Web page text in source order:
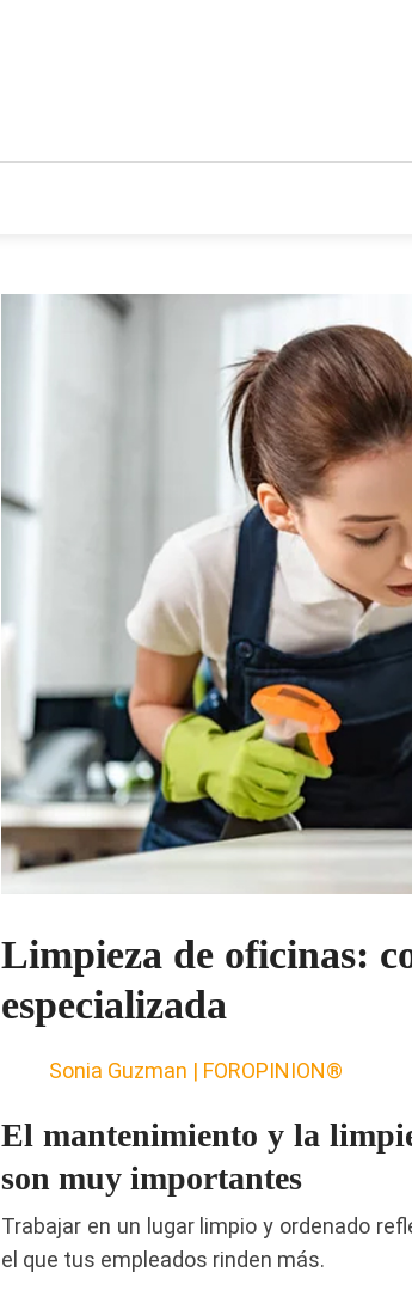
Limpieza de oficinas:
especializada
Sonia Guzman | FOROPINION®
El mantenimiento y la
son muy importantes
Trabajar en un lugar limpio y ordenado
el que tus empleados rinden más.